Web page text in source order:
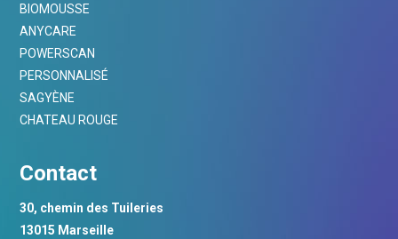
BIOMOUSSE
ANYCARE
POWERSCAN
PERSONNALISÉ
SAGYÈNE
CHATEAU ROUGE
Contact
30, chemin des Tuileries
13015 Marseille